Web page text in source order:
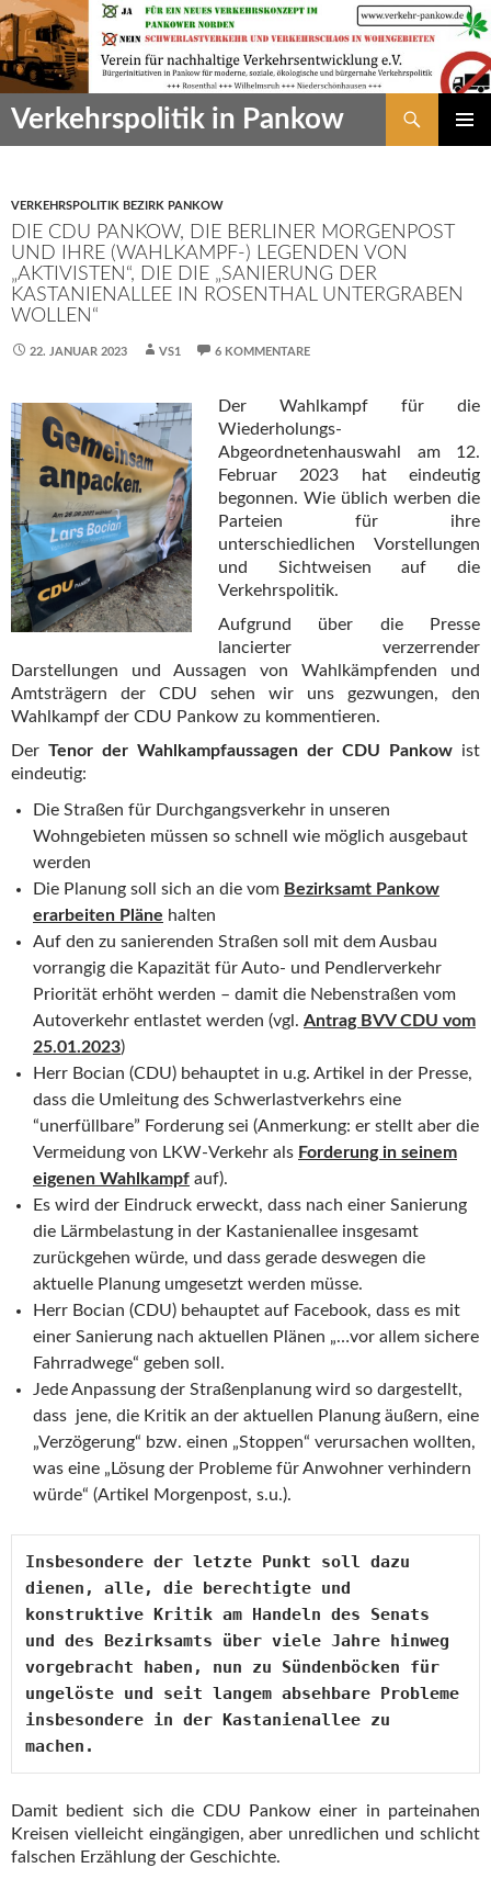
Zum
Inhalt
springen
Verkehrspolitik in Pankow
Suchen
VERKEHRSPOLITIK BEZIRK PANKOW
DIE CDU PANKOW, DIE BERLINER MORGENPOST
UND IHRE (WAHLKAMPF-) LEGENDEN VON
„AKTIVISTEN“, DIE DIE „SANIERUNG DER
KASTANIENALLEE IN ROSENTHAL UNTERGRABEN
WOLLEN“
22. JANUAR 2023 VS1 6 KOMMENTARE
Der Wahlkampf für die
Wiederholungs-
Abgeordnetenhauswahl am 12.
Februar 2023 hat eindeutig
begonnen. Wie üblich werben die
Parteien für ihre
unterschiedlichen Vorstellungen
und Sichtweisen auf die
Verkehrspolitik.
Aufgrund über die Presse
lancierter verzerrender
Darstellungen und Aussagen von Wahlkämpfenden und
Amtsträgern der CDU sehen wir uns gezwungen, den
Wahlkampf der CDU Pankow zu kommentieren.
Der Tenor der Wahlkampfaussagen der CDU Pankow ist
eindeutig:
Die Straßen für Durchgangsverkehr in unseren
Wohngebieten müssen so schnell wie möglich ausgebaut
werden
Die Planung soll sich an die vom Bezirksamt Pankow
erarbeiten Pläne halten
Auf den zu sanierenden Straßen soll mit dem Ausbau
vorrangig die Kapazität für Auto- und Pendlerverkehr
Priorität erhöht werden – damit die Nebenstraßen vom
Autoverkehr entlastet werden (vgl. Antrag BVV CDU vom
25.01.2023)
Herr Bocian (CDU) behauptet in u.g. Artikel in der Presse,
dass die Umleitung des Schwerlastverkehrs eine
“unerfüllbare” Forderung sei (Anmerkung: er stellt aber die
Vermeidung von LKW-Verkehr als Forderung in seinem
eigenen Wahlkampf auf).
Es wird der Eindruck erweckt, dass nach einer Sanierung
die Lärmbelastung in der Kastanienallee insgesamt
zurückgehen würde, und dass gerade deswegen die
aktuelle Planung umgesetzt werden müsse.
Herr Bocian (CDU) behauptet auf Facebook, dass es mit
einer Sanierung nach aktuellen Plänen „…vor allem sichere
Fahrradwege“ geben soll.
Jede Anpassung der Straßenplanung wird so dargestellt,
dass jene, die Kritik an der aktuellen Planung äußern, eine
„Verzögerung“ bzw. einen „Stoppen“ verursachen wollten,
was eine „Lösung der Probleme für Anwohner verhindern
würde“ (Artikel Morgenpost, s.u.).
Insbesondere der letzte Punkt soll dazu
dienen, alle, die berechtigte und
konstruktive Kritik am Handeln des Senats
und des Bezirksamts über viele Jahre hinweg
vorgebracht haben, nun zu Sündenböcken für
ungelöste und seit langem absehbare Probleme
insbesondere in der Kastanienallee zu
machen.
Damit bedient sich die CDU Pankow einer in parteinahen
Kreisen vielleicht eingängigen, aber unredlichen und schlicht
falschen Erzählung der Geschichte.